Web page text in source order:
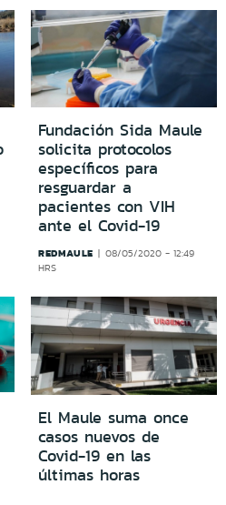
Fundación Sida Maule
solicita protocolos
específicos para
resguardar a
pacientes con VIH
ante el Covid-19
REDMAULE
08/05/2020 - 12:49
HRS
El Maule suma once
casos nuevos de
Covid-19 en las
últimas horas